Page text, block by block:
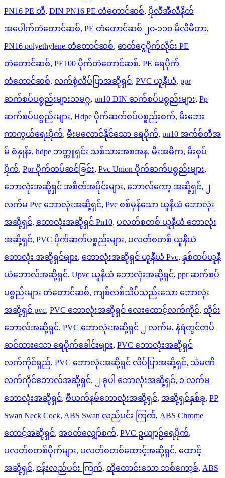
PN16 PE တီ, DIN PN16 PE တံတောင်ဆစ်, ပိုလီအီလီနိတ်
အပေါက်တံတောင်ဆစ်, PE တံတောင်ဆစ် ၂၀-၁၁၀ မီလီမီတာ,
PN16 polyethylene တံတောင်ဆစ်, ဓာတ်ငွေ့ပိုက်လိုင်း PE
တံတောင်ဆစ်, PE100 ပိုက်တံတောင်ဆစ်, PE ရေပိုက်
တံတောင်ဆစ်, လက်စွဲလိပ်ပြာအဆို့ရှင်, PVC ယူနီယံ, ppr
ဆက်စပ်ပစ္စည်းများသမဂ္ဂ, pn10 DIN ဆက်စပ်ပစ္စည်းများ, Pp
ဆက်စပ်ပစ္စည်းများ, Hdpe ပိုက်ဆက်စပ်ပစ္စည်းစက်, မီးဘေး
ကာကွယ်ရေးပိုက်, မီးမလောင်နိုင်သော ရေပိုက်, pn10 အက်စ်တီအ
မ် စံနှုန်း, hdpe ဘတ္တူရှင်း သစ်သားအစအန, မီးအဓိက, မီးစုပ်
ပိုက်, Ppr ပိုက်တပ်ဆင်ခြင်း, Pvc Union ပိုက်ဆက်ပစ္စည်းများ,
ဘောလုံးအဆို့ရှင် အစိတ်အပိုင်းများ, ဘောလ်ကော့ အဆို့ရှင်, ၂
လက်မ Pvc ဘောလုံးအဆို့ရှင်, Pvc စစ်မှန်သော ယူနီယံ ဘောလုံး
အဆို့ရှင်, ဘောလုံးအဆို့ရှင် Pn10, ပလတ်စတစ် ယူနီယံ ဘောလုံး
အဆို့ရှင်, PVC ပိုက်ဆက်ပစ္စည်းများ, ပလတ်စတစ် ယူနီယံ
ဘောလုံး အဆို့ရှင်များ, ဘောလုံးအဆို့ရှင် ယူနီယံ Pvc, နှစ်ထပ်ယူနီ
ယံဘောလ်အဆို့ရှင်, Upvc ယူနီယံ ဘောလုံးအဆို့ရှင်, ppr ဆက်စပ်
ပစ္စည်းများ တံတောင်ဆစ်, ကျစ်လစ်သိပ်သည်းသော ဘောလုံး
အဆို့ရှင် pvc, PVC ဘောလုံးအဆို့ရှင် လေးထောင့်လက်ကိုင်, ထိုင်း
ဘောလ်အဆို့ရှင်, PVC ဘောလုံးအဆို့ရှင် ၂ လက်မ, နံရံတွင်တပ်
ဆင်ထားသော ရေပိုက်ခေါင်းများ, PVC ဘောလုံးအဆို့ရှင်
လက်ကိုင်ရှည်, PVC ဘောလုံးအဆို့ရှင် လိပ်ပြာအဆို့ရှင်, သံမဏိ
လက်ကိုင်ဘောလ်အဆို့ရှင်, ၂ ခုပါ ဘောလုံးအဆို့ရှင်, ၁ လက်မ
ဘောလုံးအဆို့ရှင်, ဗီယက်နမ်ဘောလုံးအဆို့ရှင်, အဆို့ရှင်နှစ်ခု, PP
Swan Neck Cock, ABS Swan လည်ပင်း ကြက်, ABS Chrome
ထောင့်အဆို့ရှင်, အဝတ်လျှော်စက်, PVC ဥယျာဉ်ရေပိုက်,
ပလတ်စတစ်ပိုက်များ, ပလတ်စတစ်ထောင့်အဆို့ရှင်, ထောင့်
အဆို့ရှင်, ငန်းလည်ပင်း ကြက်, တိုတောင်းသော ဘစ်ကော့ခ်, ABS